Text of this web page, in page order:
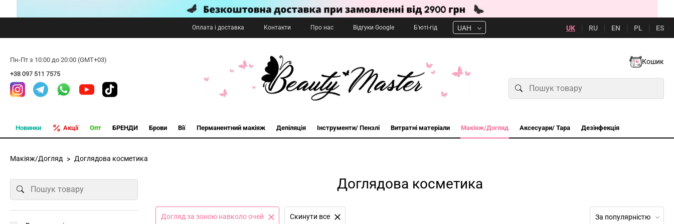
Оплата і доставка Контакти Про нас Відгуки Google Б'юті-гід UAH UK RU EN PL ES
Пн-Пт з 10:00 до 20:00 (GMT+03)
+38 097 511 7575
Кошик
Новинки Акції Опт БРЕНДИ Брови Вії Перманентний макіяж Депіляція Інструменти/ Пензлі Витратні матеріали Макіяж/Догляд Аксесуари/ Тара Дезінфекція
Макіяж/Догляд Доглядова косметика
Доглядова косметика
За популярністю
Догляд за зоною навколо очей
Cкинути все